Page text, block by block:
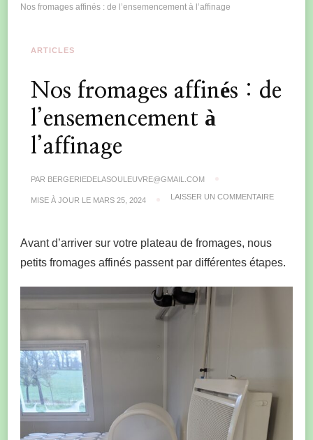
Nos fromages affinés : de l’ensemencement à l’affinage
ARTICLES
Nos fromages affinés : de
l’ensemencement à
l’affinage
PAR BERGERIEDELASOULEUVRE@GMAIL.COM
MISE À JOUR LE MARS 25, 2024 LAISSER UN COMMENTAIRESUR
À
Avant d’arriver sur votre plateau de fromages, nous
petits fromages affinés passent par différentes étapes.